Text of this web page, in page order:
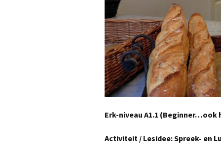
Erk-niveau A1.1
Activiteit / Lesidee: Spreek- en